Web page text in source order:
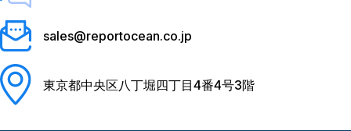
sales@reportocean.co.jp
東京都中央区八丁堀四丁目4番4号3階